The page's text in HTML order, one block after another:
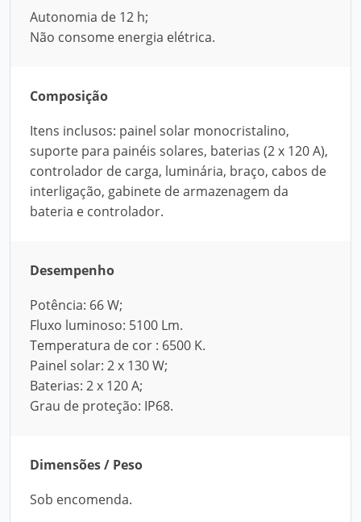
Autonomia de 12 h;
Não consome energia elétrica.
Composição
Itens inclusos: painel solar monocristalino,
suporte para painéis solares, baterias (2 x 120 A),
controlador de carga, luminária, braço, cabos de
interligação, gabinete de armazenagem da
bateria e controlador.
Desempenho
Potência: 66 W;
Fluxo luminoso: 5100 Lm.
Temperatura de cor : 6500 K.
Painel solar: 2 x 130 W;
Baterias: 2 x 120 A;
Grau de proteção: IP68.
Dimensões / Peso
Sob encomenda.